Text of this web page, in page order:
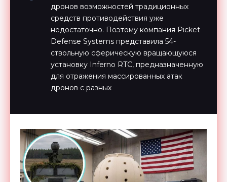
дронов возможностей традиционных
средств противодействия уже
недостаточно. Поэтому компания Picket
Defense Systems представила 54-
ствольную сферическую вращающуюся
установку Inferno RTC, предназначенную
для отражения массированных атак
дронов с разных